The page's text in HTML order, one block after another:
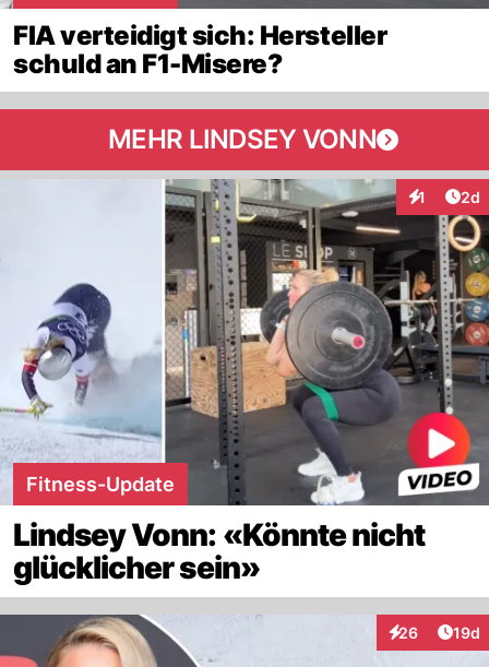
FIA verteidigt sich: Hersteller
schuld an F1-Misere?
MEHR LINDSEY VONN
1 2d
Fitness-Update
Lindsey Vonn: «Könnte nicht
glücklicher sein»
26
Interaktionen
19d